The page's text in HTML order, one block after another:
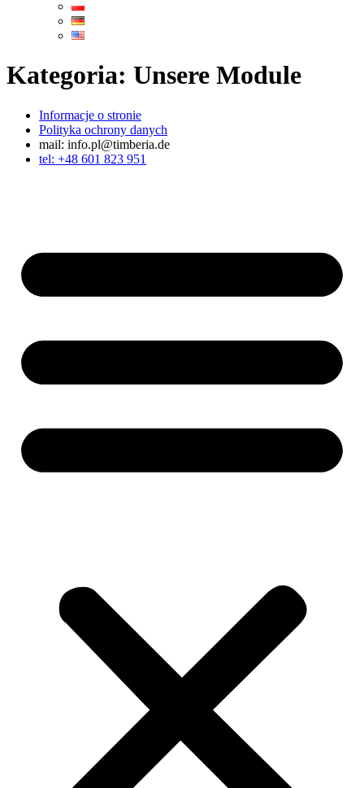
Kategoria: Unsere Module
Informacje o stronie
Polityka ochrony danych
mail: info.pl@timberia.de
tel: +48 601 823 951